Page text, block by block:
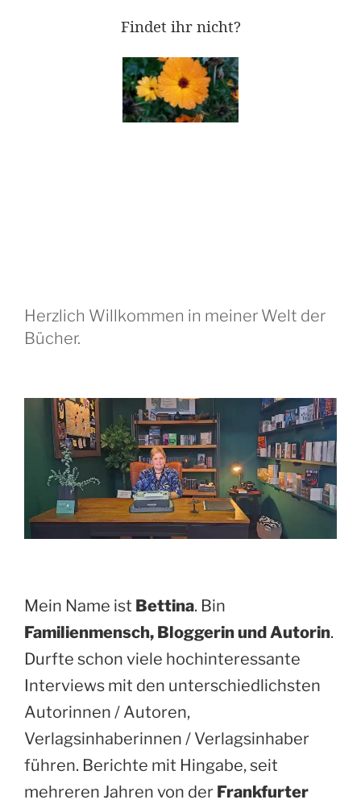
Findet ihr nicht?
Herzlich Willkommen in meiner Welt der
Bücher.
Mein Name ist Bettina. Bin
Familienmensch, Bloggerin und Autorin.
Durfte schon viele hochinteressante
Interviews mit den unterschiedlichsten
Autorinnen / Autoren,
Verlagsinhaberinnen / Verlagsinhaber
führen. Berichte mit Hingabe, seit
mehreren Jahren von der Frankfurter